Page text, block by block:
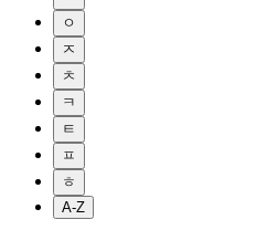
ㅇ
ㅈ
ㅊ
ㅋ
ㅌ
ㅍ
ㅎ
A-Z